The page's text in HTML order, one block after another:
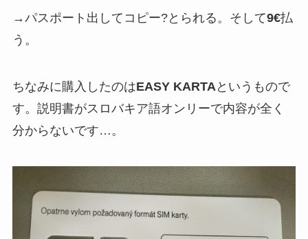
→パスポート出してコピー?とられる。そして9€払
う。
ちなみに購入したのはEASY KARTA というもので
す。説明書がスロバキア語オンリーで内容が全く
分からないです…。